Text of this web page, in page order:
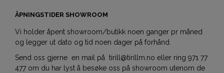
ÅPNINGSTIDER SHOWROOM
Vi holder åpent showroom/butikk noen ganger pr måned
og legger ut dato og tid noen dager på forhånd.
Send oss gjerne en mail på tirill@tirillm.no eller ring 971 77
477 om du har lyst å besøke oss på showroom utenom de